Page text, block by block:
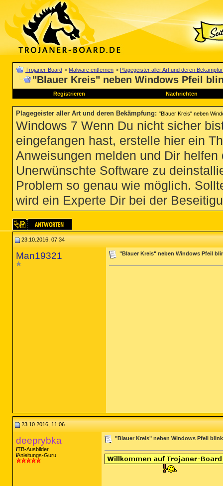
Trojaner-Board > Malware entfernen > Plagegeister aller Art und deren
"Blauer Kreis" neben Windows Pfeil
Registrieren Nachrichten
Plagegeister aller Art und deren Bekämpfung: "Blauer Kreis" neben
Windows 7 Wenn Du nicht sicher
eingefangen hast, erstelle hier ein
Anweisungen melden und Dir
Unerwünschte Software zu
Problem so genau wie möglich.
wird ein Experte Dir bei der
23.10.2016, 07:34
Man19321 "Blauer Kreis" neben Windows Pfeil
23.10.2016, 11:06
deeprybka
TB-Ausbilder
Anleitungs-Guru
"Blauer Kreis" neben Windows Pfeil